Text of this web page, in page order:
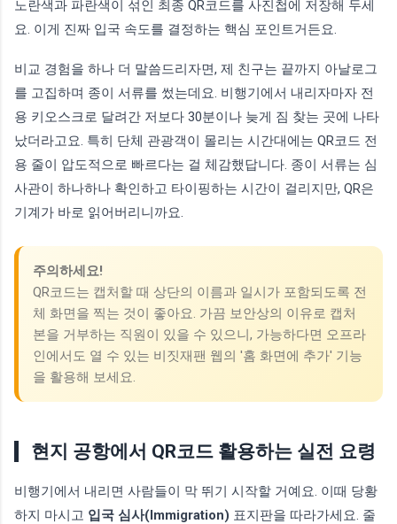
노란색과 파란색이 섞인 최종 QR코드를 사진첩에 저장해 두세
요. 이게 진짜 입국 속도를 결정하는 핵심 포인트거든요.
비교 경험을 하나 더 말씀드리자면, 제 친구는 끝까지 아날로그
를 고집하며 종이 서류를 썼는데요. 비행기에서 내리자마자 전
용 키오스크로 달려간 저보다 30분이나 늦게 짐 찾는 곳에 나타
났더라고요. 특히 단체 관광객이 몰리는 시간대에는 QR코드 전
용 줄이 압도적으로 빠르다는 걸 체감했답니다. 종이 서류는 심
사관이 하나하나 확인하고 타이핑하는 시간이 걸리지만, QR은
기계가 바로 읽어버리니까요.
주의하세요!
QR코드는 캡처할 때 상단의 이름과 일시가 포함되도록 전
체 화면을 찍는 것이 좋아요. 가끔 보안상의 이유로 캡처
본을 거부하는 직원이 있을 수 있으니, 가능하다면 오프라
인에서도 열 수 있는 비짓재팬 웹의 '홈 화면에 추가' 기능
을 활용해 보세요.
현지 공항에서 QR코드 활용하는 실전 요령
비행기에서 내리면 사람들이 막 뛰기 시작할 거예요. 이때 당황
하지 마시고 입국 심사(Immigration) 표지판을 따라가세요. 줄